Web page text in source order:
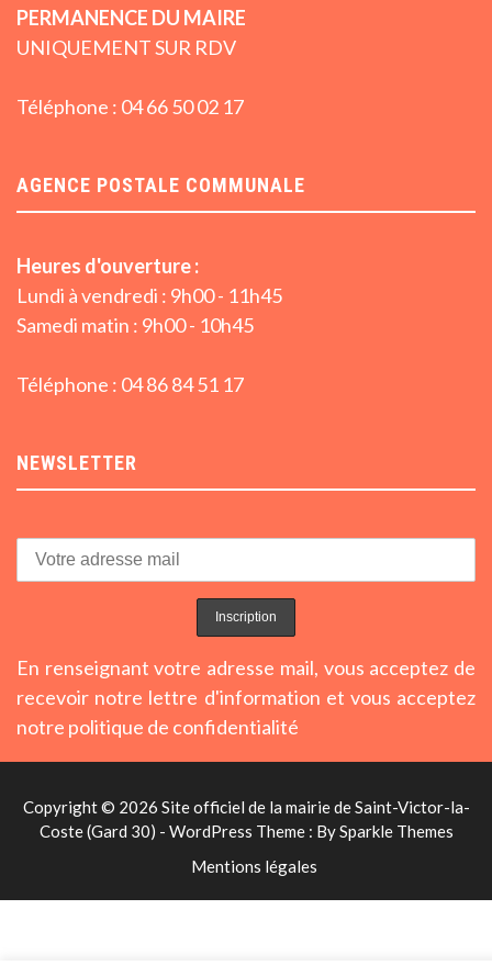
PERMANENCE DU MAIRE
UNIQUEMENT SUR RDV
Téléphone : 04 66 50 02 17
AGENCE POSTALE COMMUNALE
Heures d'ouverture :
Lundi à vendredi : 9h00 - 11h45
Samedi matin : 9h00 - 10h45
Téléphone : 04 86 84 51 17
NEWSLETTER
En renseignant votre adresse mail, vous acceptez de
recevoir notre lettre d'information et vous acceptez
notre politique de confidentialité
Copyright © 2026 Site officiel de la mairie de Saint-Victor-la-
Coste (Gard 30) - WordPress Theme : BySparkle Themes
Mentions légales